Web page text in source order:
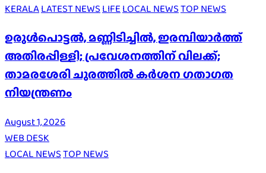
KERALALATEST NEWSLIFELOCAL NEWSTOP NEWS
ഉരുൾപൊട്ടൽ, മണ്ണിടിച്ചിൽ, ഇരമ്പിയാര്‍ത്ത്
അതിരപ്പിള്ളി; പ്രവേശനത്തിന് വിലക്ക്;
താമരശേരി ചുരത്തില്‍ കര്‍ശന ഗതാഗത
നിയന്ത്രണം
August 1, 2026
WEB DESK
LOCAL NEWSTOP NEWS